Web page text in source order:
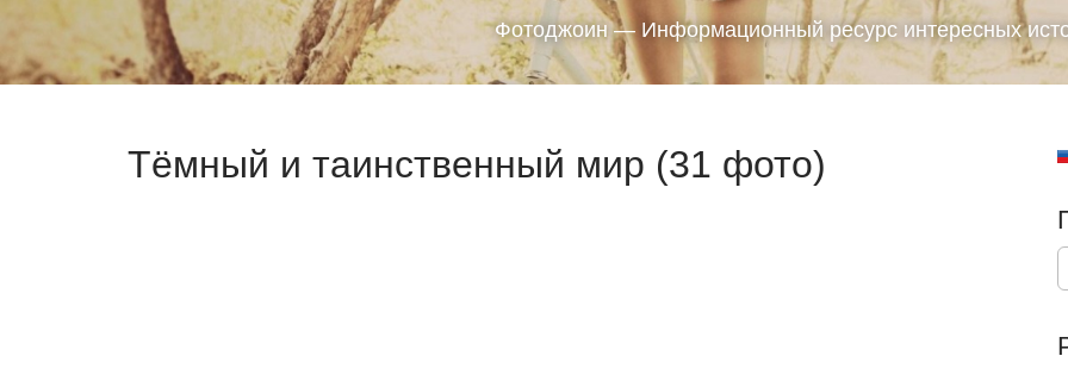
Фотоджоин — Информационный ресурс интересных
Тёмный и таинственный мир (31 фото)
S
e
c